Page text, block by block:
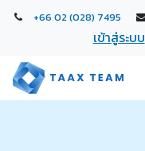
+66 02 (028) 7495
เข้าสู่ระบบ